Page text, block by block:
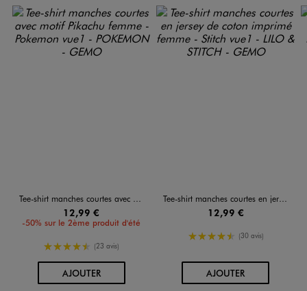
Tee-shirt manches courtes avec motif Pikachu femme - Pokemon
12,99 €
-50% sur le 2ème produit d'été
4.5/5 de moyenne
(23 avis)
AJOUTERAU PANIER
Tee-shirt manches courtes en jersey de coton imprimé femme - Stitch
12,99 €
4.5/5 de moyenne
(30 avis)
AJOUTERAU PANIER